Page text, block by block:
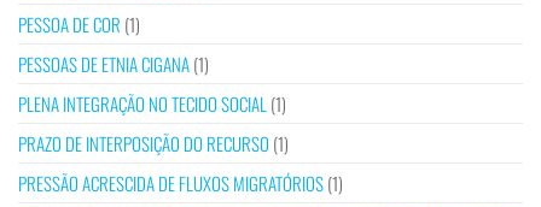
PESSOA DE COR (1)
PESSOAS DE ETNIA CIGANA(1)
PLENA INTEGRAÇÃO NO TECIDO SOCIAL (1)
PRAZO DE INTERPOSIÇÃO DO RECURSO (1)
PRESSÃO ACRESCIDA DE FLUXOS MIGRATÓRIOS(1)